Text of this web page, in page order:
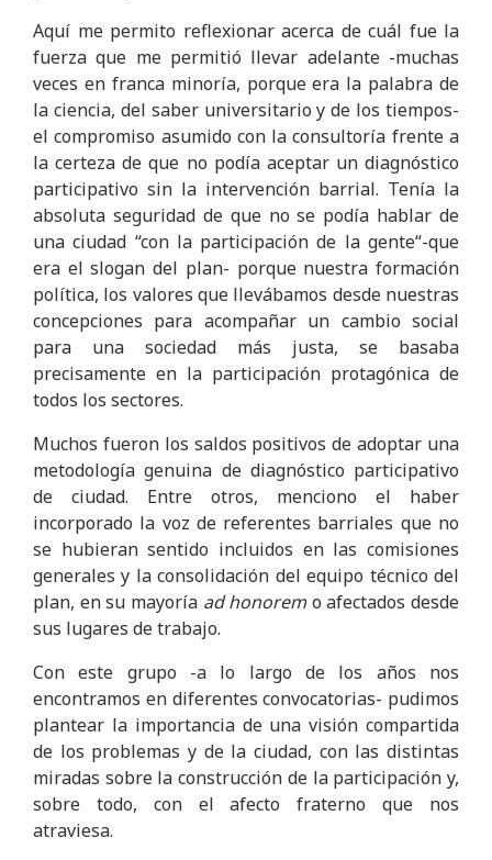
Aquí me permito reflexionar acerca de cuál fue la
fuerza que me permitió llevar adelante -muchas
veces en franca minoría, porque era la palabra de
la ciencia, del saber universitario y de los tiempos-
el compromiso asumido con la consultoría frente a
la certeza de que no podía aceptar un diagnóstico
participativo sin la intervención barrial. Tenía la
absoluta seguridad de que no se podía hablar de
una ciudad “con la participación de la gente“-que
era el slogan del plan- porque nuestra formación
política, los valores que llevábamos desde nuestras
concepciones para acompañar un cambio social
para una sociedad más justa, se basaba
precisamente en la participación protagónica de
todos los sectores.
Muchos fueron los saldos positivos de adoptar una
metodología genuina de diagnóstico participativo
de ciudad. Entre otros, menciono el haber
incorporado la voz de referentes barriales que no
se hubieran sentido incluidos en las comisiones
generales y la consolidación del equipo técnico del
plan, en su mayoría ad honoremo afectados desde
sus lugares de trabajo.
Con este grupo -a lo largo de los años nos
encontramos en diferentes convocatorias- pudimos
plantear la importancia de una visión compartida
de los problemas y de la ciudad, con las distintas
miradas sobre la construcción de la participación y,
sobre todo, con el afecto fraterno que nos
atraviesa.